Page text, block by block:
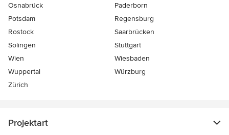
Osnabrück
Paderborn
Potsdam
Regensburg
Rostock
Saarbrücken
Solingen
Stuttgart
Wien
Wiesbaden
Wuppertal
Würzburg
Zürich
Projektart